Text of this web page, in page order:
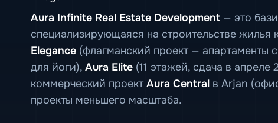
Aura Infinite Real Estate Development — это
специализирующаяся на строительстве жилья
Elegance (флагманский проект — апартаменты
для йоги), Aura Elite (11 этажей, сдача в апреле
коммерческий проектAura Central в Arjan
проекты меньшего масштаба.